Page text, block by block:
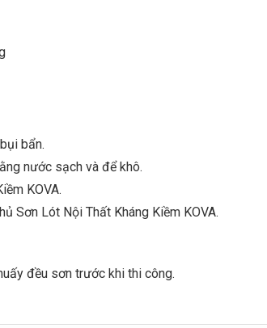
bẩn.
nước sạch và để khô.
KOVA.
Sơn Lót Nội Thất Kháng Kiềm KOVA.
đều sơn trước khi thi công.